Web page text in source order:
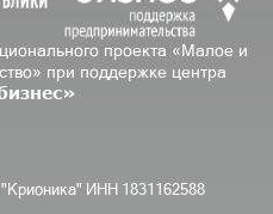
проекта «Малое и
при поддержке центра
ИНН 1831162588